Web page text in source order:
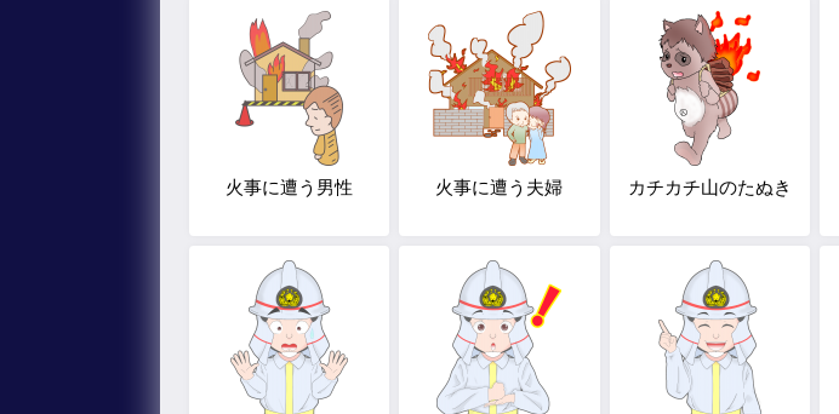
火事に遭う男性 火事に遭う夫婦 カチカチ山のたぬき